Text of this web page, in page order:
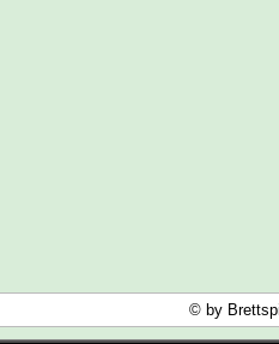
© by